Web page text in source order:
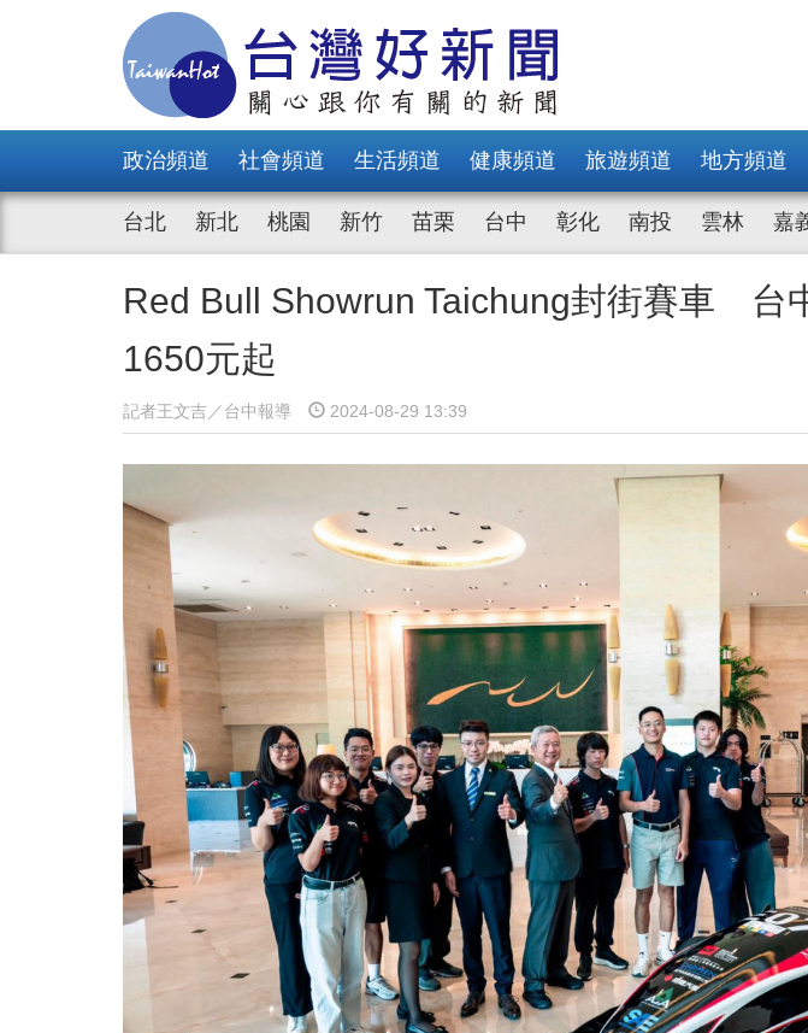
政治頻道 社會頻道 生活頻道 健康頻道 旅遊頻道 地方頻道
台北 新北 桃園 新竹 苗栗 台中 彰化 南投 雲林 嘉
Red Bull Showrun Taichung封街賽車 台
1650元起
記者王文吉／台中報導 2024-08-29 13:39